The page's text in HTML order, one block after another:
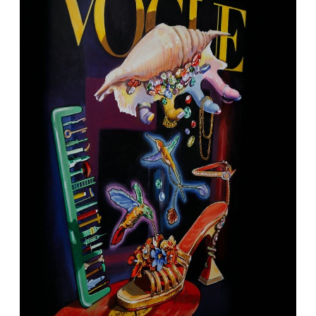
веревочку убрать, которая держит
декорации, почистить какую-то грязь. А
тогда были просто негативы. И чтоб их
сделать, мы ездили в Москву, на Мосфильм.
Там сканировали на виртуальном сканере и
вот так по чуть-чуть что-то печатали” – так
художник описує свою роботу с медиумом
фотографії.
Вибрані персональні виставки:
– «Голоси любові» у Центрі сучасного
мистецтва М17. Київ, Україна